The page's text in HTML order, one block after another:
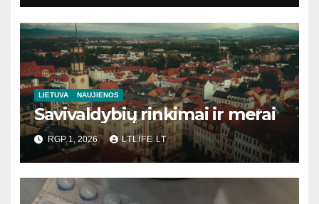
LIETUVA NAUJIENOS
Savivaldybių rinkimai ir merai
RGP 1, 2026 LTLIFE.LT